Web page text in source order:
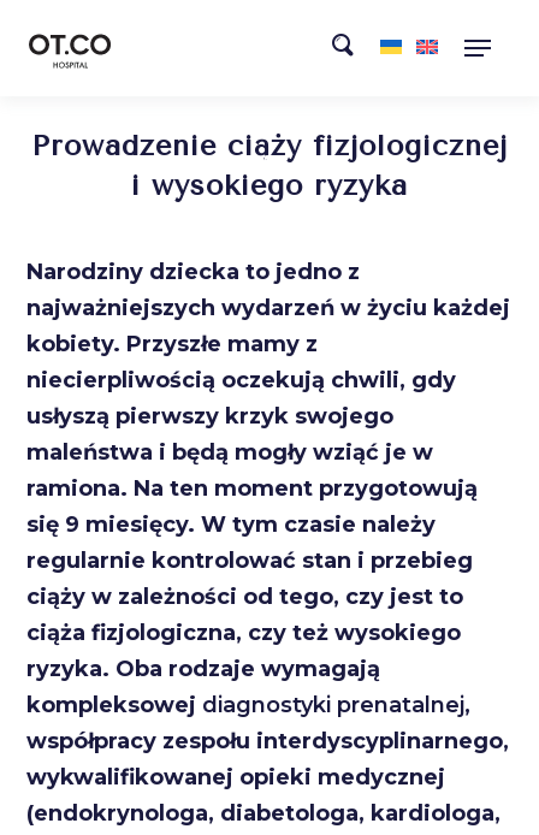
Prowadzenie ciąży fizjologicznej
i wysokiego ryzyka
Narodziny dziecka to jedno z
najważniejszych wydarzeń w życiu każdej
kobiety. Przyszłe mamy z
niecierpliwością oczekują chwili, gdy
usłyszą pierwszy krzyk swojego
maleństwa i będą mogły wziąć je w
ramiona. Na ten moment przygotowują
się 9 miesięcy. W tym czasie należy
regularnie kontrolować stan i przebieg
ciąży w zależności od tego, czy jest to
ciąża fizjologiczna, czy też wysokiego
ryzyka. Oba rodzaje wymagają
kompleksowej diagnostyki prenatalnej,
współpracy zespołu interdyscyplinarnego,
wykwalifikowanej opieki medycznej
(endokrynologa, diabetologa, kardiologa,